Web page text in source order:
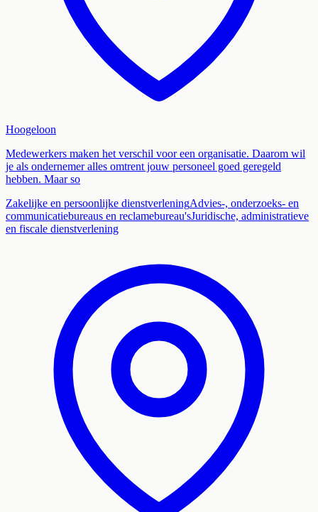
Hoogeloon
Medewerkers maken het verschil voor een organisatie. Daarom wil
je als ondernemer alles omtrent jouw personeel goed geregeld
hebben. Maar so
Zakelijke en persoonlijke dienstverleningAdvies-, onderzoeks- en
communicatiebureaus en reclamebureau'sJuridische, administratieve
en fiscale dienstverlening